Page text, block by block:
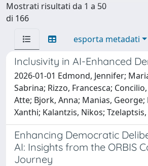
Mostrati risultati da 1 a 50
di 166
esporta metadati
Inclusivity in AI-Enhanced
2026-01-01 Edmond, Jennifer;
Sabrina; Rizzo, Francesca;
Atte; Bjork, Anna; Manias,
Xanthi; Kalantzis, Nikos;
Enhancing Democratic
AI: Insights from the ORBIS
Journey